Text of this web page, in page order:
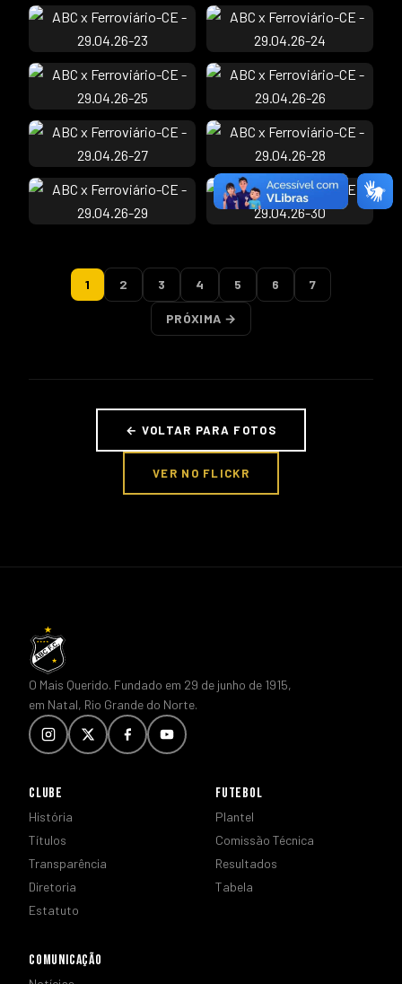
1 2 3 4 5 6 7
PRÓXIMA →
← VOLTAR PARA FOTOS
VER NO FLICKR
O Mais Querido. Fundado em 29 de junho de 1915,
em Natal, Rio Grande do Norte.
CLUBE
História
Títulos
Transparência
Diretoria
Estatuto
FUTEBOL
Plantel
Comissão Técnica
Resultados
Tabela
COMUNICAÇÃO